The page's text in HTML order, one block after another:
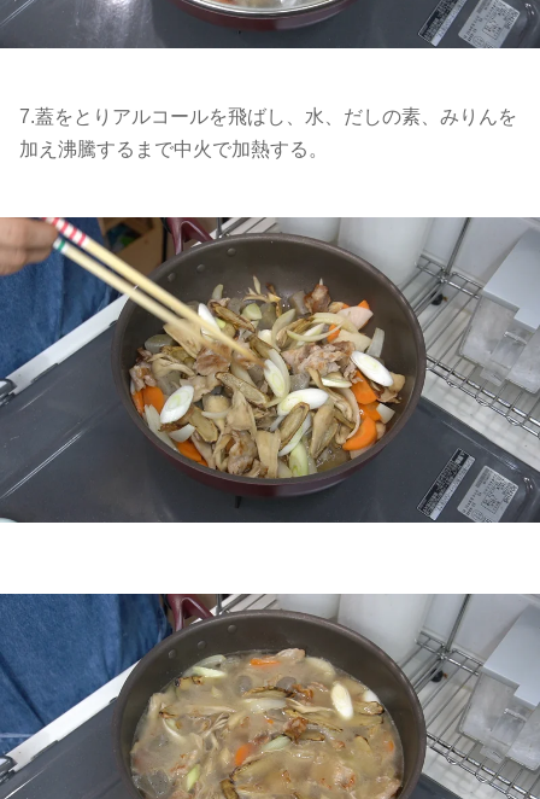
7.蓋をとりアルコールを飛ばし、水、だしの素、みりんを
加え沸騰するまで中火で加熱する。